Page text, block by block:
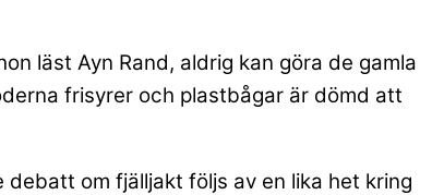
läst Ayn Rand, aldrig kan göra de gamla
frisyrer och plastbågar är dömd att
om fjälljakt följs av en lika het kring